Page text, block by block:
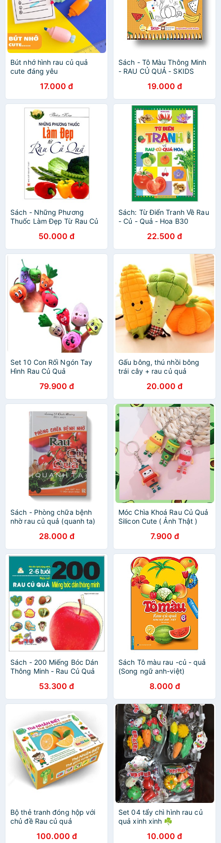
Bút nhớ hình rau củ quả
cute đáng yêu
17.000 đ
Sách - Tô Màu Thông Minh
- RAU CỦ QUẢ - SKIDS
19.000 đ
Sách - Những Phương
Thuốc Làm Đẹp Từ Rau Củ
50.000 đ
Sách: Từ Điển Tranh Về Rau
- Củ - Quả - Hoa B30
22.500 đ
Set 10 Con Rối Ngón Tay
Hình Rau Củ Quả
79.900 đ
Gấu bông, thú nhồi bông
trái cây + rau củ quả
20.000 đ
Sách - Phòng chữa bệnh
nhờ rau củ quả (quanh ta)
28.000 đ
Móc Chìa Khoá Rau Củ Quả
Silicon Cute ( Ảnh Thật )
7.900 đ
Sách - 200 Miếng Bóc Dán
Thông Minh - Rau Củ Quả
53.300 đ
Sách Tô màu rau -củ - quả
(Song ngữ anh-việt)
8.000 đ
Bộ thẻ tranh đóng hộp với
chủ đề Rau củ quả
100.000 đ
Set 04 tẩy chì hình rau củ
quả xinh xinh ☘️
10.000 đ